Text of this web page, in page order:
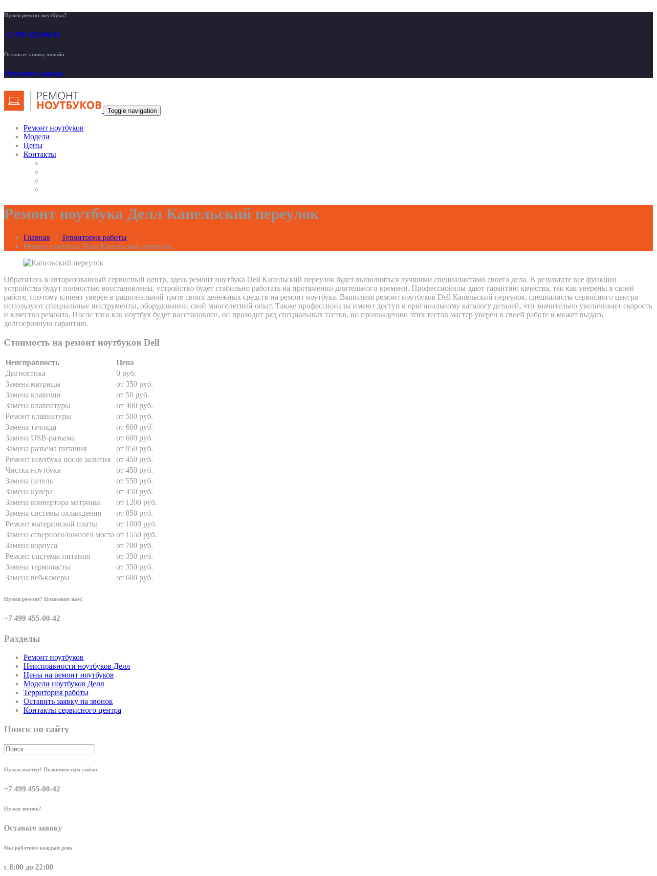
Нужен ремонт ноутбука?
+7 499 455-00-42
Оставьте заявку онлайн
Оставить заявку
Toggle navigation
Ремонт ноутбуков
Модели
Цены
Контакты
Ремонт ноутбука Делл Капельский переулок
Главная / Территория работы /
Ремонт ноутбука Делл Капельский переулок
Обратитесь в авторизованный сервисный центр, здесь ремонт ноутбука Dell Капельский переулок будет выполняться лучшими специалистами своего дела. В результате все функции
устройства будут полностью восстановлены, устройство будет стабильно работать на протяжении длительного времени. Профессионалы дают гарантию качества, так как уверены в своей
работе, поэтому клиент уверен в рациональной трате своих денежных средств на ремонт ноутбука. Выполняя ремонт ноутбуков Dell Капельский переулок, специалисты сервисного центра
используют специальные инструменты, оборудование, свой многолетний опыт. Также профессионалы имеют доступ к оригинальному каталогу деталей, что значительно увеличивает скорость
и качество ремонта. После того как ноутбук будет восстановлен, он проходит ряд специальных тестов, по прохождению этих тестов мастер уверен в своей работе и может выдать
долгосрочную гарантию.
Стоимость на ремонт ноутбуков Dell
Неисправность
Цена
Дигностика
0 руб.
Замена матрицы
от 350 руб.
Замена клавиши
от 50 руб.
Замена клавиатуры
от 400 руб.
Ремонт клавиатуры
от 500 руб.
Замена тачпада
от 600 руб.
Замена USB-разъема
от 600 руб.
Замена разъема питания
от 950 руб.
Ремонт ноутбука после залития
от 450 руб.
Чистка ноутбука
от 450 руб.
Замена петель
от 550 руб.
Замена кулера
от 450 руб.
Замена конвертора матрицы
от 1200 руб.
Замена системы охлаждения
от 850 руб.
Ремонт материнской платы
от 1000 руб.
Замена северного/южного моста от 1550 руб.
Замена корпуса
от 700 руб.
Ремонт системы питания
от 350 руб.
Замена термопасты
от 350 руб.
Замена веб-камеры
от 600 руб.
Нужен ремонт? Позвоните нам!
+7 499 455-00-42
Разделы
Ремонт ноутбуков
Неисправности ноутбуков Делл
Цены на ремонт ноутбуков
Модели ноутбуков Делл
Территория работы
Оставить заявку на звонок
Контакты сервисного центра
Поиск по сайту
Нужен мастер? Позвоните нам сейчас
+7 499 455-00-42
Нужен звонок?
Оставьте заявку
Мы работаем каждый день
с 8:00 до 22:00